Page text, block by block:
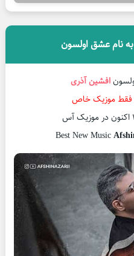
نام عشق اولسون
افشین آذری
فقط موزیک خاص
Best New Music